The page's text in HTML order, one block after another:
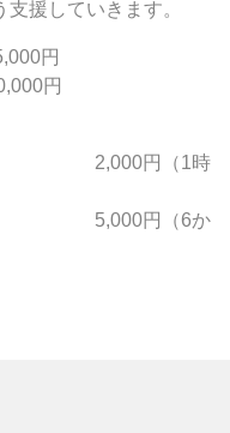
支援していきます。
円
円
円（1時
円（6か